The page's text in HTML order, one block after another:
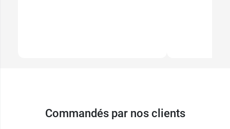
Commandés par nos clients